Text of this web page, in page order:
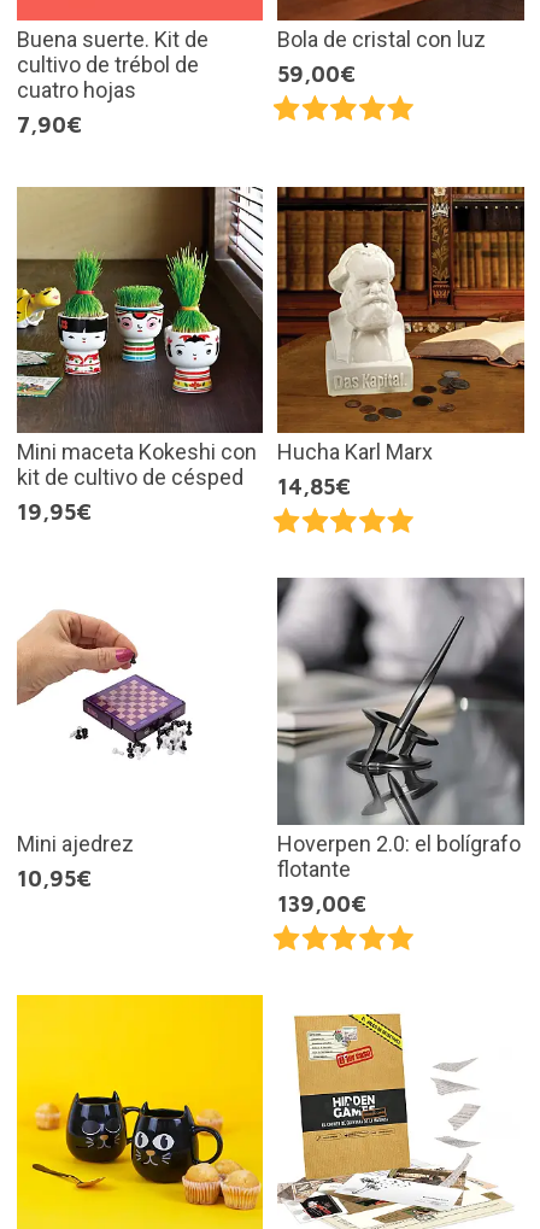
Buena suerte. Kit de
cultivo de trébol de
cuatro hojas
7,90€
Bola de cristal con luz
59,00€
Mini maceta Kokeshi con
kit de cultivo de césped
19,95€
Hucha Karl Marx
14,85€
Mini ajedrez
10,95€
Hoverpen 2.0: el bolígrafo
flotante
139,00€